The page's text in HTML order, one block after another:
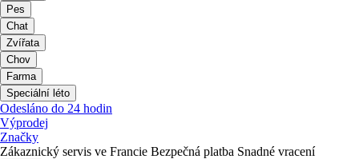
Pes
Chat
Zvířata
Chov
Farma
Speciální léto
Odesláno do 24 hodin
Výprodej
Značky
Zákaznický servis ve Francie Bezpečná platba Snadné vracení